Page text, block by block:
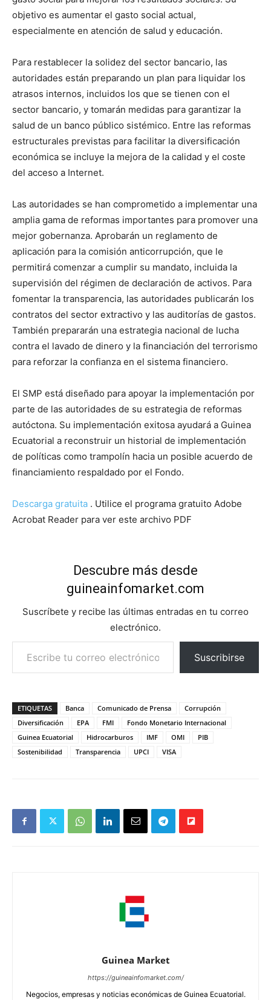
objetivo es aumentar el gasto social actual,
especialmente en atención de salud y educación.
Para restablecer la solidez del sector bancario, las
autoridades están preparando un plan para liquidar los
atrasos internos, incluidos los que se tienen con el
sector bancario, y tomarán medidas para garantizar la
salud de un banco público sistémico. Entre las reformas
estructurales previstas para facilitar la diversificación
económica se incluye la mejora de la calidad y el coste
del acceso a Internet.
Las autoridades se han comprometido a implementar una
amplia gama de reformas importantes para promover una
mejor gobernanza. Aprobarán un reglamento de
aplicación para la comisión anticorrupción, que le
permitirá comenzar a cumplir su mandato, incluida la
supervisión del régimen de declaración de activos. Para
fomentar la transparencia, las autoridades publicarán los
contratos del sector extractivo y las auditorías de gastos.
También prepararán una estrategia nacional de lucha
contra el lavado de dinero y la financiación del terrorismo
para reforzar la confianza en el sistema financiero.
El SMP está diseñado para apoyar la implementación por
parte de las autoridades de su estrategia de reformas
autóctona. Su implementación exitosa ayudará a Guinea
Ecuatorial a reconstruir un historial de implementación
de políticas como trampolín hacia un posible acuerdo de
financiamiento respaldado por el Fondo.
Descarga gratuita . Utilice el programa gratuito Adobe
Acrobat Reader para ver este archivo PDF
Descubre más desde
guineainfomarket.com
Suscríbete y recibe las últimas entradas en tu correo
electrónico.
Escribe tu correo electrónico…
Suscribirse
ETIQUETAS Banca Comunicado de Prensa
Corrupción
Diversificación
EPA FMI
Fondo Monetario Internacional
Guinea Ecuatorial
Hidrocarburos IMF OMI
PIB
Sostenibilidad
Transparencia UPCI VISA
Guinea Market
https://guineainfomarket.com/
Negocios, empresas y noticias económicas de Guinea Ecuatorial.